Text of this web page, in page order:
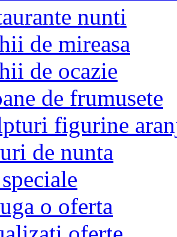
nunti
de mireasa
de ocazie
de frumusete
figurine
de nunta
o oferta